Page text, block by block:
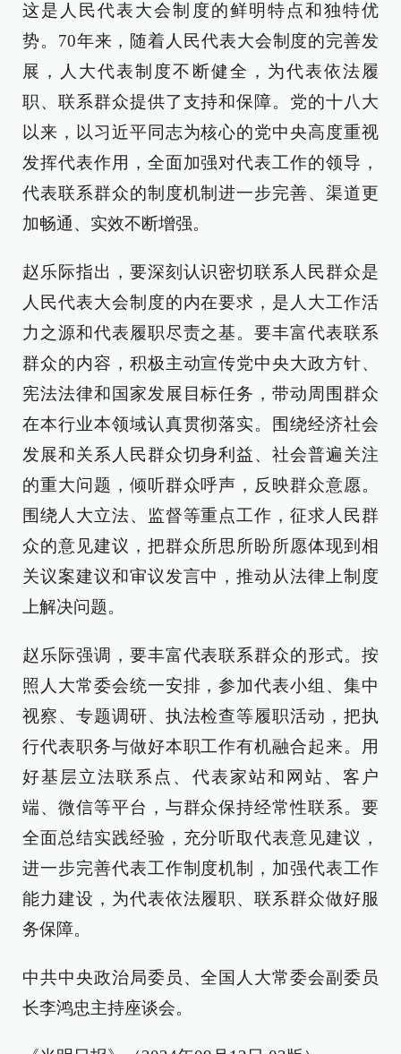
这是人民代表大会制度的鲜明特点和独特优
势。70年来，随着人民代表大会制度的完善发
展，人大代表制度不断健全，为代表依法履
职、联系群众提供了支持和保障。党的十八大
以来，以习近平同志为核心的党中央高度重视
发挥代表作用，全面加强对代表工作的领导，
代表联系群众的制度机制进一步完善、渠道更
加畅通、实效不断增强。
赵乐际指出，要深刻认识密切联系人民群众是
人民代表大会制度的内在要求，是人大工作活
力之源和代表履职尽责之基。要丰富代表联系
群众的内容，积极主动宣传党中央大政方针、
宪法法律和国家发展目标任务，带动周围群众
在本行业本领域认真贯彻落实。围绕经济社会
发展和关系人民群众切身利益、社会普遍关注
的重大问题，倾听群众呼声，反映群众意愿。
围绕人大立法、监督等重点工作，征求人民群
众的意见建议，把群众所思所盼所愿体现到相
关议案建议和审议发言中，推动从法律上制度
上解决问题。
赵乐际强调，要丰富代表联系群众的形式。按
照人大常委会统一安排，参加代表小组、集中
视察、专题调研、执法检查等履职活动，把执
行代表职务与做好本职工作有机融合起来。用
好基层立法联系点、代表家站和网站、客户
端、微信等平台，与群众保持经常性联系。要
全面总结实践经验，充分听取代表意见建议，
进一步完善代表工作制度机制，加强代表工作
能力建设，为代表依法履职、联系群众做好服
务保障。
中共中央政治局委员、全国人大常委会副委员
长李鸿忠主持座谈会。